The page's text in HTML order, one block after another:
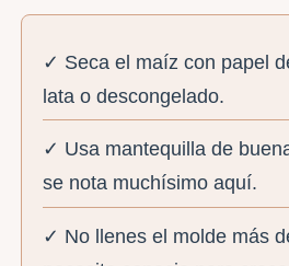
✓ Seca el maíz con papel
lata o descongelado.
✓ Usa mantequilla de
se nota muchísimo aquí.
✓ No llenes el molde más